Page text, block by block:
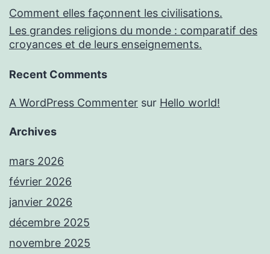
Comment elles façonnent les civilisations.
Les grandes religions du monde : comparatif des
croyances et de leurs enseignements.
Recent Comments
A WordPress Commenter sur Hello world!
Archives
mars 2026
février 2026
janvier 2026
décembre 2025
novembre 2025